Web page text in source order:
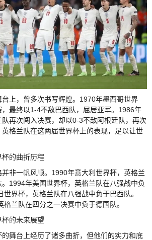
上，曾多次书写辉煌。1970年墨西哥世界
最终以1-4不敌巴西队，屈居亚军。1986年
再次闯入决赛，却以0-3不敌阿根廷队，再次
格兰队在这两届世界杯上的表现，足以让世
杯的曲折历程
非一帆风顺。1990年意大利世界杯，英格兰
1994年美国世界杯，英格兰队在八强战中负
界杯，英格兰队在八强战中负于巴西队。
兰队在四分之一决赛中负于德国队。
的未来展望
舞台上经历了诸多曲折，但他们的实力和底